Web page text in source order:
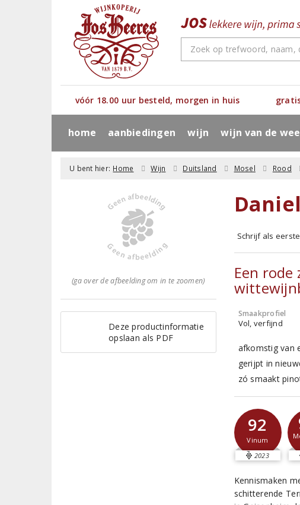
vóór 18.00 uur besteld, morgen in huis
home aanbiedingen wijn wijn van de
U bent hier: Home Wijn Duitsland Mosel Rood
(ga over de afbeelding om in te zoomen)
Deze productinformatie
opslaan als PDF
Schrijf als
Een
Smaakprofiel
Vol, verfijnd
afkomstig van
gerijpt in
zó smaakt
92
Vinum
2023
Kennismaken
schitterende